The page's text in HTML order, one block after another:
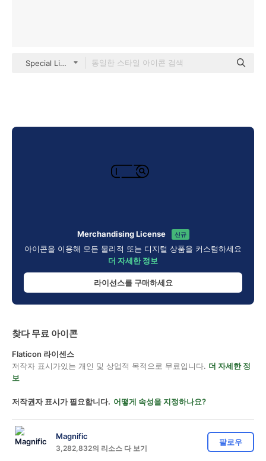
Special Lineal
Merchandising License 신규
아이콘을 이용해 모든 물리적 또는 디지털 상품을 커스텀하세요
더 자세한 정보
라이선스를 구매하세요
찾다 무료 아이콘
Flaticon 라이센스
저작자 표시가있는 개인 및 상업적 목적으로 무료입니다. 더 자세한 정
보
저작권자 표시가 필요합니다. 어떻게 속성을 지정하나요?
Magnific
3,282,832의 리소스 다 보기
팔로우